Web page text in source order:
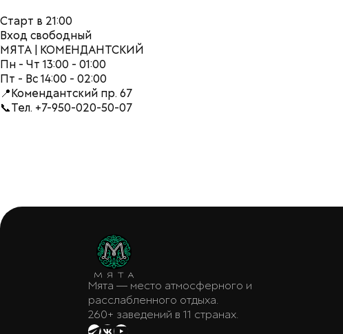
Старт в 21:00
Вход свободный
МЯТА | КОМЕНДАНТСКИЙ
Пн - Чт 13:00 - 01:00
Пт - Вс 14:00 - 02:00
📍Комендантский пр. 67
📞Тел. +7-950-020-50-07
Мята — место атмосферного и
расслабленного отдыха.
260+ заведений в 11 странах.